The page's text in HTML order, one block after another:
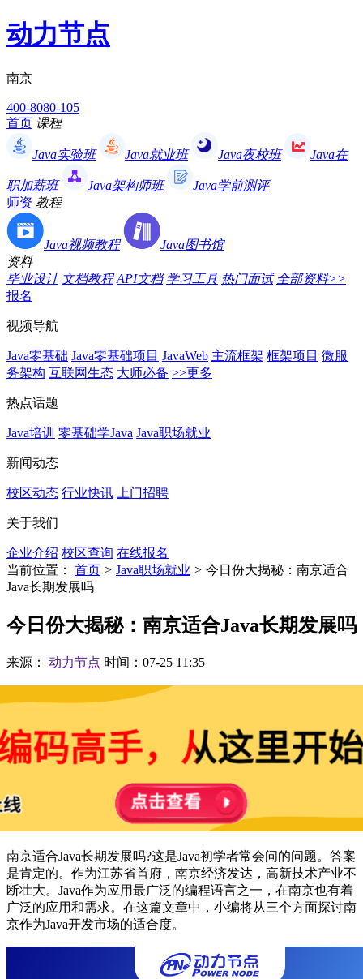
动力节点
南京
400-8080-105
首页 课程
Java实验班 Java就业班 Java夜校班 Java在
职加薪班 Java架构师班
Java学前测评
师资 教程
Java视频教程
Java图书馆
资料
毕业设计 文档教程 API文档 学习工具 热门面试 全部资料>>
报名
视频导航
Java零基础 Java零基础项目 JavaWeb 主流框架 框架项目 微服
务架构 互联网生态 大师必备 >>更多
热点话题
Java培训 零基础学Java Java职场就业
新闻动态
校区动态 行业快讯 上门招聘
关于我们
企业介绍 校区查询 在线报名
当前位置：
首页 > Java职场就业 > 今日份大揭秘：南京适合
Java长期发展吗
今日份大揭秘：南京适合Java长期发展吗
来源： 动力节点 时间：07-25 11:35
南京适合Java长期发展吗?这是Java初学者常会问的问题。答案
是肯定的。作为江苏省首府，南京经济发达，高新技术产业不
断壮大。Java作为应用最广泛的编程语言之一，在南京也有着
广泛的应用和需求。在这篇文章中，小编将从三个方面探讨南
京作为Java开发市场的适合度。